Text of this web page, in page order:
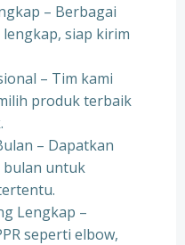
– Berbagai
siap kirim
– Tim kami
produk terbaik
– Dapatkan
bulan untuk
Lengkap –
seperti elbow,